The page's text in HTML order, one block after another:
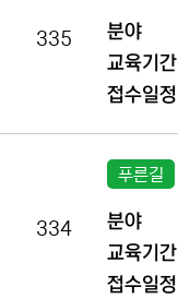
335 분야
교육기간
접수일정
334
푸른길
분야
교육기간
접수일정